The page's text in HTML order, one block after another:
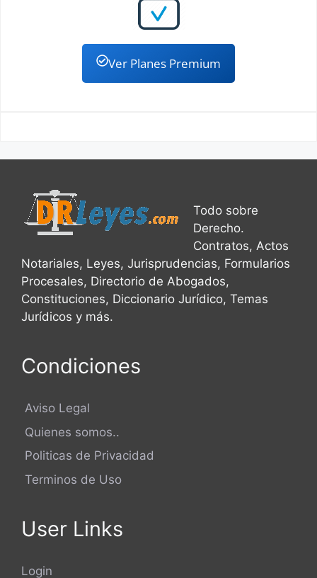
Ver Planes Premium
Todo sobre
Derecho.
Contratos, Actos
Notariales, Leyes, Jurisprudencias, Formularios
Procesales, Directorio de Abogados,
Constituciones, Diccionario Jurídico, Temas
Jurídicos y más.
Condiciones
Aviso Legal
Quienes somos..
Politicas de Privacidad
Terminos de Uso
User Links
Login